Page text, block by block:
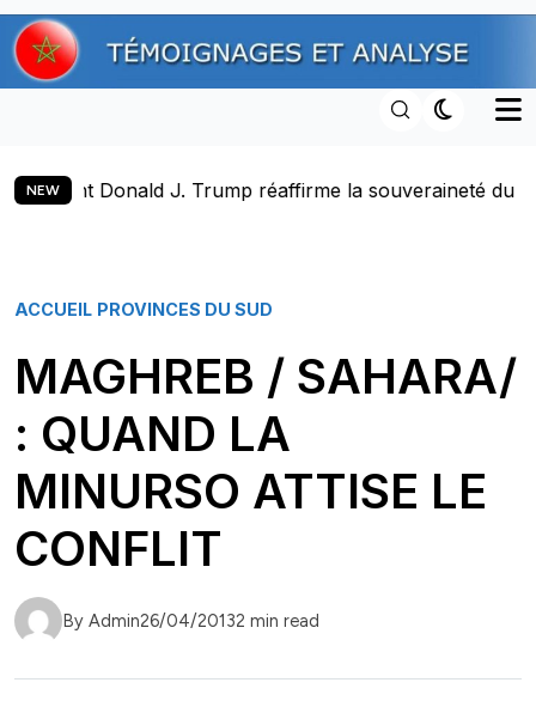
Skip
to
content
NEWJ. Trump réaffirme la souveraineté du Maroc sur
ACCUEIL PROVINCES DU SUD
MAGHREB / SAHARA/
: QUAND LA
MINURSO ATTISE LE
CONFLIT
By Admin26/04/20132 min read